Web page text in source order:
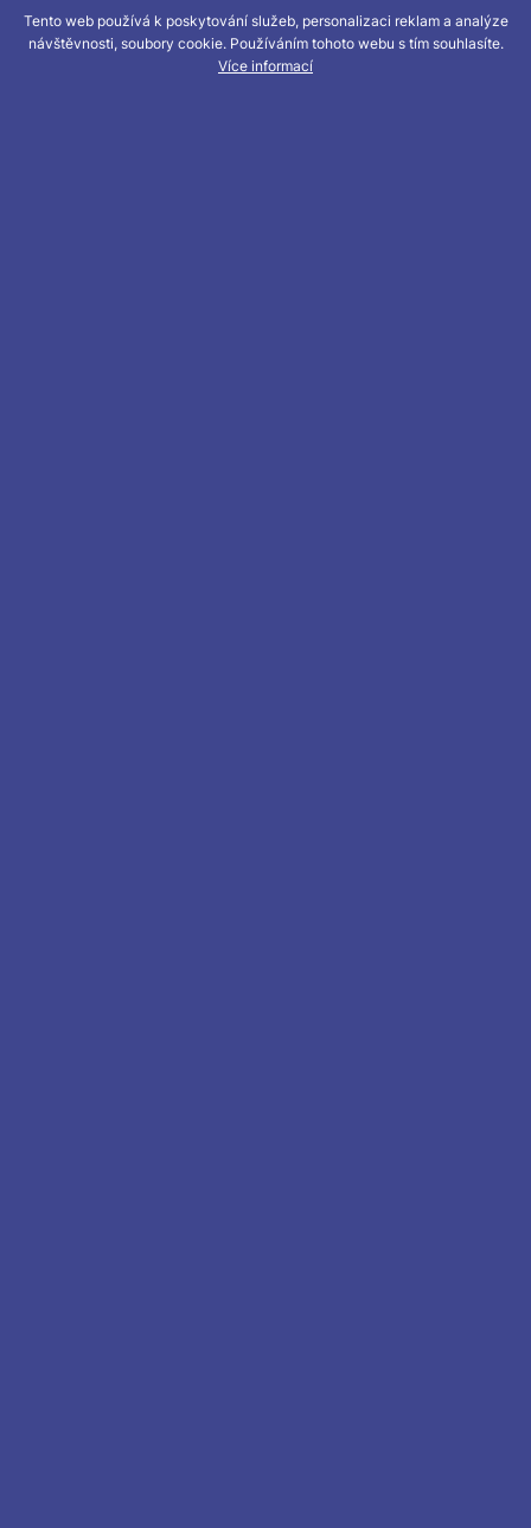
Tento web používá k poskytování služeb, personalizaci reklam a analýze
návštěvnosti, soubory cookie. Používáním tohoto webu s tím souhlasíte.
Více informací